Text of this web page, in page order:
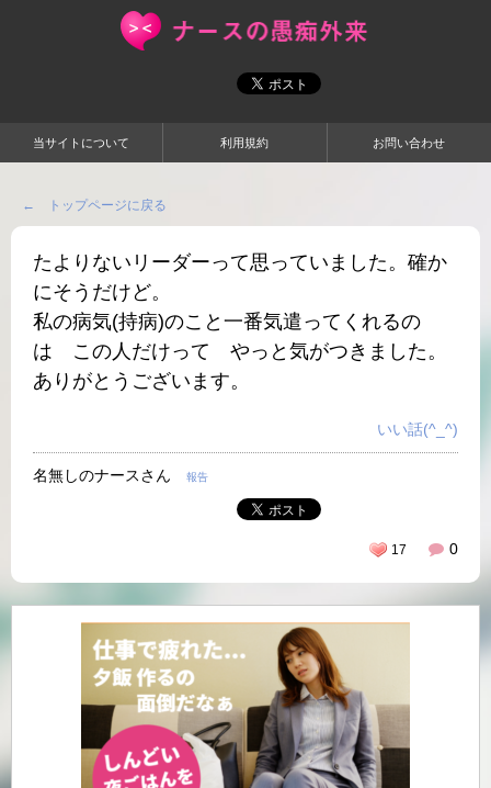
当サイトについて 利用規約 お問い合わせ
← トップページに戻る
たよりないリーダーって思っていました。確か
にそうだけど。
私の病気(持病)のこと一番気遣ってくれるの
は この人だけって やっと気がつきました。
ありがとうございます。
いい話(^_^)
名無しのナースさん 報告
0
17